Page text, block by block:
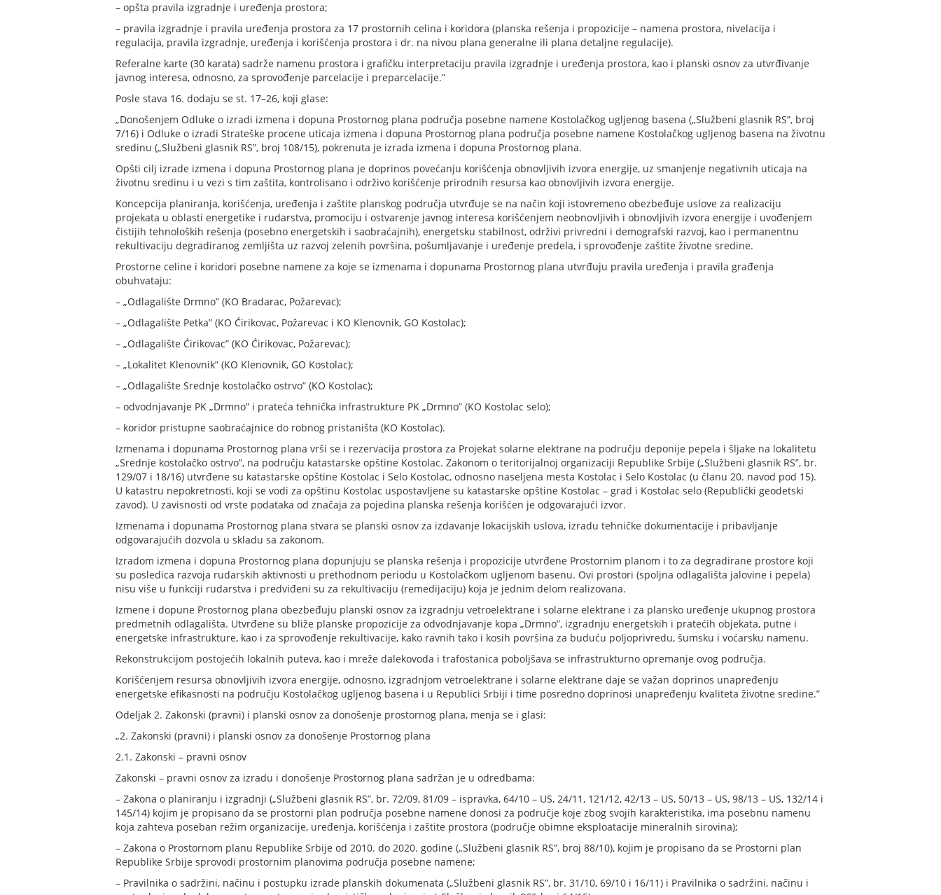
– opšta pravila izgradnje i uređenja prostora;
– pravila izgradnje i pravila uređenja prostora za 17 prostornih celina i koridora (planska rešenja i propozicije – namena prostora, nivelacija i
regulacija, pravila izgradnje, uređenja i korišćenja prostora i dr. na nivou plana generalne ili plana detaljne regulacije).
Referalne karte (30 karata) sadrže namenu prostora i grafičku interpretaciju pravila izgradnje i uređenja prostora, kao i planski osnov za utvrđivanje
javnog interesa, odnosno, za sprovođenje parcelacije i preparcelacije.”
Posle stava 16. dodaju se st. 17–26, koji glase:
„Donošenjem Odluke o izradi izmena i dopuna Prostornog plana područja posebne namene Kostolačkog ugljenog basena („Službeni glasnik RS”, broj
7/16) i Odluke o izradi Strateške procene uticaja izmena i dopuna Prostornog plana područja posebne namene Kostolačkog ugljenog basena na životnu
sredinu („Službeni glasnik RS”, broj 108/15), pokrenuta je izrada izmena i dopuna Prostornog plana.
Opšti cilj izrade izmena i dopuna Prostornog plana je doprinos povećanju korišćenja obnovljivih izvora energije, uz smanjenje negativnih uticaja na
životnu sredinu i u vezi s tim zaštita, kontrolisano i održivo korišćenje prirodnih resursa kao obnovljivih izvora energije.
Koncepcija planiranja, korišćenja, uređenja i zaštite planskog područja utvrđuje se na način koji istovremeno obezbeđuje uslove za realizaciju
projekata u oblasti energetike i rudarstva, promociju i ostvarenje javnog interesa korišćenjem neobnovljivih i obnovljivih izvora energije i uvođenjem
čistijih tehnoloških rešenja (posebno energetskih i saobraćajnih), energetsku stabilnost, održivi privredni i demografski razvoj, kao i permanentnu
rekultivaciju degradiranog zemljišta uz razvoj zelenih površina, pošumljavanje i uređenje predela, i sprovođenje zaštite životne sredine.
Prostorne celine i koridori posebne namene za koje se izmenama i dopunama Prostornog plana utvrđuju pravila uređenja i pravila građenja
obuhvataju:
– „Odlagalište Drmno” (KO Bradarac, Požarevac);
– „Odlagalište Petka” (KO Ćirikovac, Požarevac i KO Klenovnik, GO Kostolac);
– „Odlagalište Ćirikovac” (KO Ćirikovac, Požarevac);
– „Lokalitet Klenovnik” (KO Klenovnik, GO Kostolac);
– „Odlagalište Srednje kostolačko ostrvo” (KO Kostolac);
– odvodnjavanje PK „Drmno” i prateća tehnička infrastrukture PK „Drmno” (KO Kostolac selo);
– koridor pristupne saobraćajnice do robnog pristaništa (KO Kostolac).
Izmenama i dopunama Prostornog plana vrši se i rezervacija prostora za Projekat solarne elektrane na području deponije pepela i šljake na lokalitetu
„Srednje kostolačko ostrvo”, na području katastarske opštine Kostolac. Zakonom o teritorijalnoj organizaciji Republike Srbije („Službeni glasnik RS”, br.
129/07 i 18/16) utvrđene su katastarske opštine Kostolac i Selo Kostolac, odnosno naseljena mesta Kostolac i Selo Kostolac (u članu 20. navod pod 15).
U katastru nepokretnosti, koji se vodi za opštinu Kostolac uspostavljene su katastarske opštine Kostolac – grad i Kostolac selo (Republički geodetski
zavod). U zavisnosti od vrste podataka od značaja za pojedina planska rešenja korišćen je odgovarajući izvor.
Izmenama i dopunama Prostornog plana stvara se planski osnov za izdavanje lokacijskih uslova, izradu tehničke dokumentacije i pribavljanje
odgovarajućih dozvola u skladu sa zakonom.
Izradom izmena i dopuna Prostornog plana dopunjuju se planska rešenja i propozicije utvrđene Prostornim planom i to za degradirane prostore koji
su posledica razvoja rudarskih aktivnosti u prethodnom periodu u Kostolačkom ugljenom basenu. Ovi prostori (spoljna odlagališta jalovine i pepela)
nisu više u funkciji rudarstva i predviđeni su za rekultivaciju (remedijaciju) koja je jednim delom realizovana.
Izmene i dopune Prostornog plana obezbeđuju planski osnov za izgradnju vetroelektrane i solarne elektrane i za plansko uređenje ukupnog prostora
predmetnih odlagališta. Utvrđene su bliže planske propozicije za odvodnjavanje kopa „Drmno”, izgradnju energetskih i pratećih objekata, putne i
energetske infrastrukture, kao i za sprovođenje rekultivacije, kako ravnih tako i kosih površina za buduću poljoprivredu, šumsku i voćarsku namenu.
Rekonstrukcijom postojećih lokalnih puteva, kao i mreže dalekovoda i trafostanica poboljšava se infrastrukturno opremanje ovog područja.
Korišćenjem resursa obnovljivih izvora energije, odnosno, izgradnjom vetroelektrane i solarne elektrane daje se važan doprinos unapređenju
energetske efikasnosti na području Kostolačkog ugljenog basena i u Republici Srbiji i time posredno doprinosi unapređenju kvaliteta životne sredine.”
Odeljak 2. Zakonski (pravni) i planski osnov za donošenje prostornog plana, menja se i glasi:
„2. Zakonski (pravni) i planski osnov za donošenje Prostornog plana
2.1. Zakonski – pravni osnov
Zakonski – pravni osnov za izradu i donošenje Prostornog plana sadržan je u odredbama:
– Zakona o planiranju i izgradnji („Službeni glasnik RS”, br. 72/09, 81/09 – ispravka, 64/10 – US, 24/11, 121/12, 42/13 – US, 50/13 – US, 98/13 – US, 132/14 i
145/14) kojim je propisano da se prostorni plan područja posebne namene donosi za područje koje zbog svojih karakteristika, ima posebnu namenu
koja zahteva poseban režim organizacije, uređenja, korišćenja i zaštite prostora (područje obimne eksploatacije mineralnih sirovina);
– Zakona o Prostornom planu Republike Srbije od 2010. do 2020. godine („Službeni glasnik RS”, broj 88/10), kojim je propisano da se Prostorni plan
Republike Srbije sprovodi prostornim planovima područja posebne namene;
– Pravilnika o sadržini, načinu i postupku izrade planskih dokumenata („Službeni glasnik RS”, br. 31/10, 69/10 i 16/11) i Pravilnika o sadržini, načinu i